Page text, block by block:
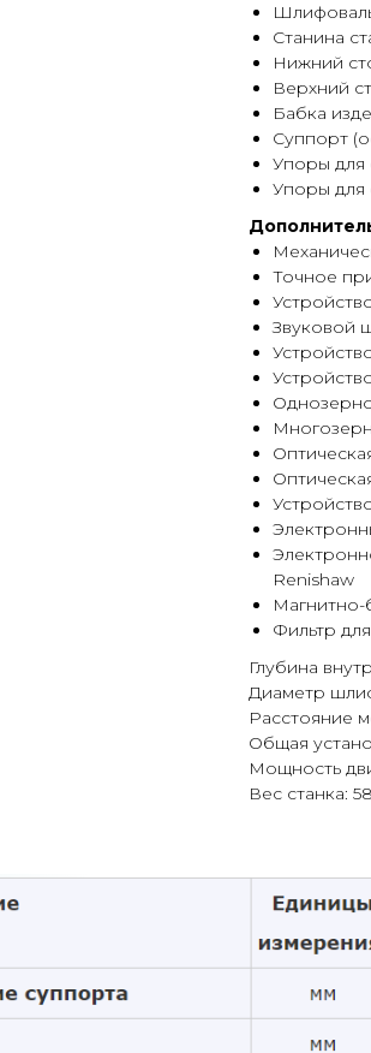
Станина
Нижний
Верхний
Бабка
Суппорт
Упоры для
Упоры для
Точное
Звуковой
Renishaw
Фильтр
Глубина
Диаметр
Расстояние
Общая
Мощность
Вес станка: